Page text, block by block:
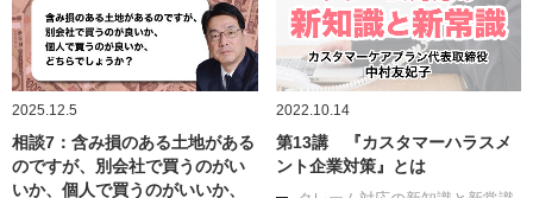
2025.12.5
相談7：含み損のある土地がある
のですが、別会社で買うのがい
いか、個人で買うのがいいか、
2022.10.14
第13講 『カスタマーハラスメ
ント企業対策』とは